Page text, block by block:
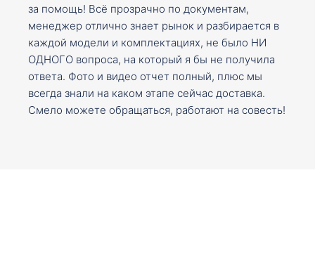
за помощь! Всё прозрачно по документам,
менеджер отлично знает рынок и разбирается в
каждой модели и комплектациях, не было НИ
ОДНОГО вопроса, на который я бы не получила
ответа. Фото и видео отчет полный, плюс мы
всегда знали на каком этапе сейчас доставка.
Смело можете обращаться, работают на совесть!